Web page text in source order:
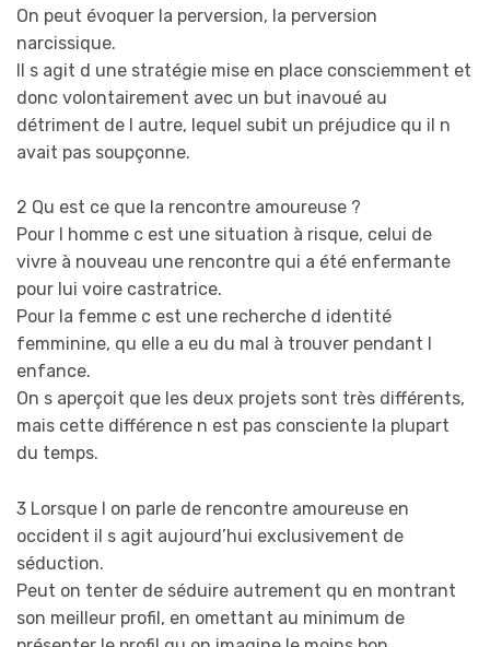
On peut évoquer la perversion, la perversion
narcissique.
Il s agit d une stratégie mise en place consciemment et
donc volontairement avec un but inavoué au
détriment de l autre, lequel subit un préjudice qu il n
avait pas soupçonne.
2 Qu est ce que la rencontre amoureuse ?
Pour l homme c est une situation à risque, celui de
vivre à nouveau une rencontre qui a été enfermante
pour lui voire castratrice.
Pour la femme c est une recherche d identité
femminine, qu elle a eu du mal à trouver pendant l
enfance.
On s aperçoit que les deux projets sont très différents,
mais cette différence n est pas consciente la plupart
du temps.
3 Lorsque l on parle de rencontre amoureuse en
occident il s agit aujourd’hui exclusivement de
séduction.
Peut on tenter de séduire autrement qu en montrant
son meilleur profil, en omettant au minimum de